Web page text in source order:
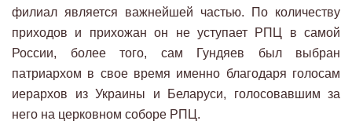
филиал является важнейшей частью. По количеству
приходов и прихожан он не уступает РПЦ в самой
России, более того, сам Гундяев был выбран
патриархом в свое время именно благодаря голосам
иерархов из Украины и Беларуси, голосовавшим за
него на церковном соборе РПЦ.